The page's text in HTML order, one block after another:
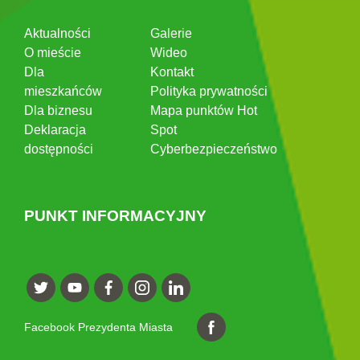
Aktualności
O mieście
Dla
mieszkańców
Dla biznesu
Deklaracja
dostępności
Galerie
Wideo
Kontakt
Polityka prywatności
Mapa punktów Hot
Spot
Cyberbezpieczeństwo
PUNKT INFORMACYJNY
Facebook Prezydenta Miasta